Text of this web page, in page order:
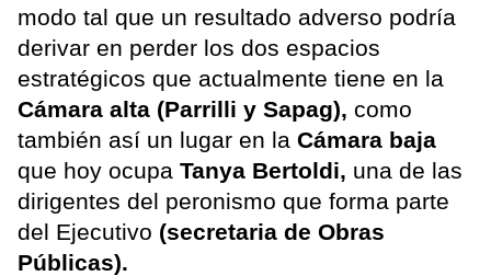
modo tal que un resultado adverso podría
derivar en perder los dos espacios
estratégicos que actualmente tiene en la
Cámara alta (Parrilli y Sapag), como
también así un lugar en la Cámara baja
que hoy ocupa Tanya Bertoldi, una de las
dirigentes del peronismo que forma parte
del Ejecutivo (secretaria de Obras
Públicas).